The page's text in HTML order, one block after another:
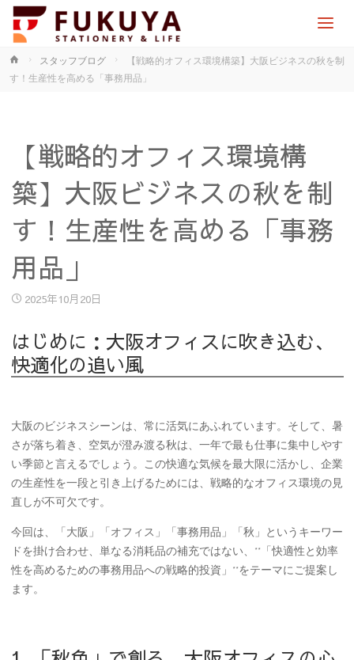
ホ
ー
スタッフブログ
【戦略的オフィス環境構築】大阪ビジネスの秋を制
す！生産性を高める「事務用品」
【戦略的オフィス環境構
築】大阪ビジネスの秋を制
す！生産性を高める「事務
用品」
2025年10月20日
はじめに：大阪オフィスに吹き込む、
快適化の追い風
大阪のビジネスシーンは、常に活気にあふれています。そして、暑
さが落ち着き、空気が澄み渡る秋は、一年で最も仕事に集中しやす
い季節と言えるでしょう。この快適な気候を最大限に活かし、企業
の生産性を一段と引き上げるためには、戦略的なオフィス環境の見
直しが不可欠です。
今回は、「大阪」「オフィス」「事務用品」「秋」というキーワー
ドを掛け合わせ、単なる消耗品の補充ではない、**「快適性と効率
性を高めるための事務用品への戦略的投資」**をテーマにご提案し
ます。